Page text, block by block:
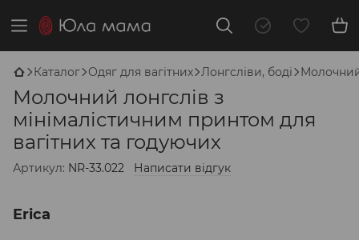
Каталог Одяг для вагітних Лонгсліви, боді Молочний
Молочний лонгслів з
мінімалістичним принтом для
вагітних та годуючих
Артикул: NR-33.022 Написати відгук
Erica